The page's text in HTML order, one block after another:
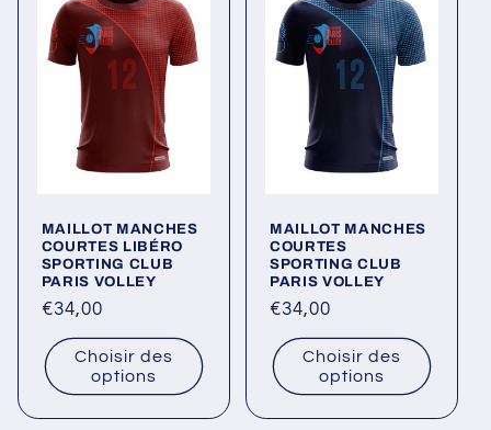
MAILLOT MANCHES
COURTES LIBÉRO
SPORTING CLUB
PARIS VOLLEY
Prix
habituel
€34,00
Choisir des
options
MAILLOT MANCHES
COURTES
SPORTING CLUB
PARIS VOLLEY
Prix
habituel
€34,00
Choisir des
options